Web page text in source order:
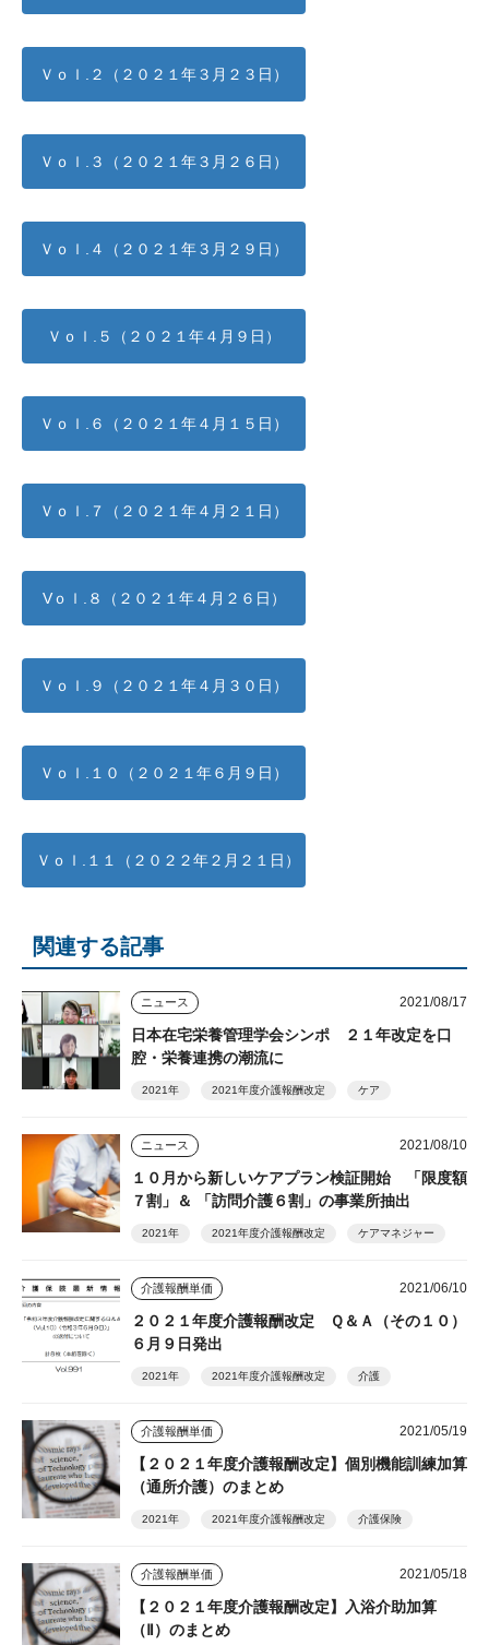
Ｖｏｌ.２（２０２１年３月２３日）
Ｖｏｌ.３（２０２１年３月２６日）
Ｖｏｌ.４（２０２１年３月２９日）
Ｖｏｌ.５（２０２１年４月９日）
Ｖｏｌ.６（２０２１年４月１５日）
Ｖｏｌ.７（２０２１年４月２１日）
Vｏｌ.８（２０２１年４月２６日）
Ｖｏｌ.９（２０２１年４月３０日）
Ｖｏｌ.１０（２０２１年６月９日）
Ｖｏｌ.１１（２０２２年２月２１日）
関連する記事
ニュース 2021/08/17
日本在宅栄養管理学会シンポ ２１年改定を口
腔・栄養連携の潮流に
2021年 2021年度介護報酬改定 ケア
ニュース 2021/08/10
１０月から新しいケアプラン検証開始 「限度額
７割」＆ 「訪問介護６割」の事業所抽出
2021年 2021年度介護報酬改定 ケアマネジャー
介護報酬単価 2021/06/10
２０２１年度介護報酬改定 Ｑ＆Ａ（その１０）
６月９日発出
2021年 2021年度介護報酬改定 介護
介護報酬単価 2021/05/19
【２０２１年度介護報酬改定】個別機能訓練加算
（通所介護）のまとめ
2021年 2021年度介護報酬改定 介護保険
介護報酬単価 2021/05/18
【２０２１年度介護報酬改定】入浴介助加算
（Ⅱ）のまとめ